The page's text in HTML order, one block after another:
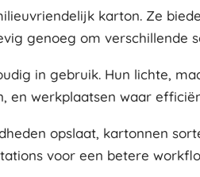
karton. Ze
genoeg om verschillende
in gebruik. Hun lichte,
en werkplaatsen waar
opslaat, kartonnen
voor een betere